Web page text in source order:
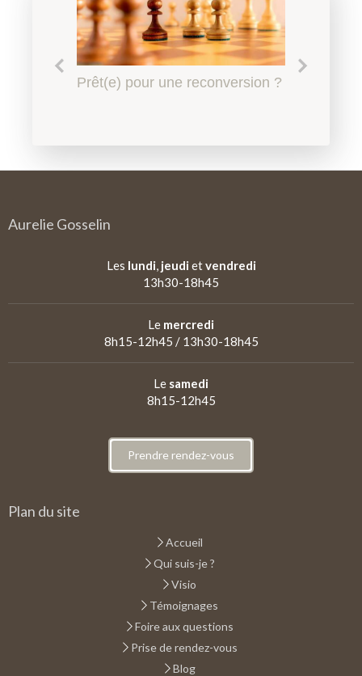
Le harcèlement scolaire à
Prêt(e) pour une reconversion ?
Quel accompagnement en
Qu'est-ce qu'un
Aurelie Gosselin
Les lundi jeudi etvendredi
13h30-18h45
Le mercredi
8h15-12h45 / 13h30-18h45
Le samedi
8h15-12h45
Prendre rendez-vous
Plan du site
Accueil
Qui suis-je ?
Visio
Témoignages
Foire aux questions
Prise de rendez-vous
Blog